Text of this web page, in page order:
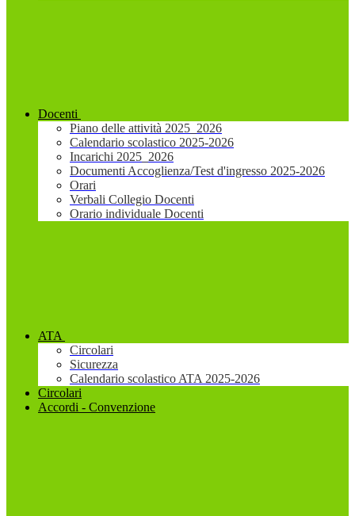
Docenti
Piano delle attività 2025_2026
Calendario scolastico 2025-2026
Incarichi 2025_2026
Documenti Accoglienza/Test d'ingresso 2025-2026
Orari
Verbali Collegio Docenti
Orario individuale Docenti
ATA
Circolari
Sicurezza
Calendario scolastico ATA 2025-2026
Circolari
Accordi - Convenzione